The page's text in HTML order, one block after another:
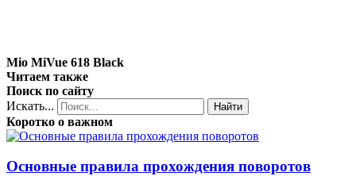
Mio MiVue 618 Black
Читаем также
Поиск по сайту
Искать...
Найти
Коротко о важном
Основные правила прохождения поворотов